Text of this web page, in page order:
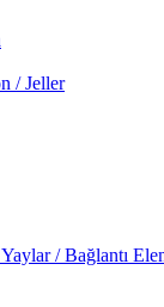
/ Jeller
/ Bağlantı